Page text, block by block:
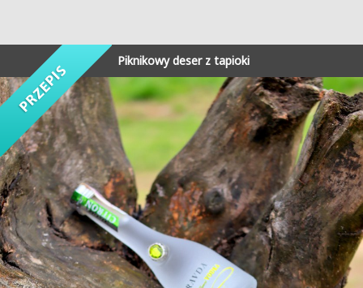
Piknikowy deser z tapioki